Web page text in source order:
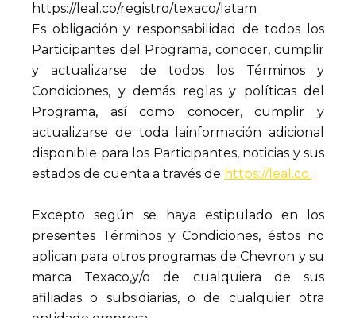
https://leal.co/registro/texaco/latam
Es obligación y responsabilidad de todos los
Participantes del Programa, conocer, cumplir
y actualizarse de todos los Términos y
Condiciones, y demás reglas y políticas del
Programa, así como conocer, cumplir y
actualizarse de toda lainformación adicional
disponible para los Participantes, noticias y sus
estados de cuenta a través de https://leal.co
Excepto según se haya estipulado en los
presentes Términos y Condiciones, éstos no
aplican para otros programas de Chevron y su
marca Texaco,y/o de cualquiera de sus
afiliadas o subsidiarias, o de cualquier otra